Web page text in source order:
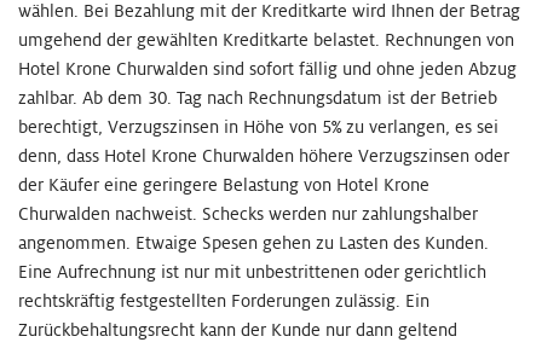
wählen. Bei Bezahlung mit der Kreditkarte wird Ihnen der Betrag
umgehend der gewählten Kreditkarte belastet. Rechnungen von
Hotel Krone Churwalden sind sofort fällig und ohne jeden Abzug
zahlbar. Ab dem 30. Tag nach Rechnungsdatum ist der Betrieb
berechtigt, Verzugszinsen in Höhe von 5% zu verlangen, es sei
denn, dass Hotel Krone Churwalden höhere Verzugszinsen oder
der Käufer eine geringere Belastung von Hotel Krone
Churwalden nachweist. Schecks werden nur zahlungshalber
angenommen. Etwaige Spesen gehen zu Lasten des Kunden.
Eine Aufrechnung ist nur mit unbestrittenen oder gerichtlich
rechtskräftig festgestellten Forderungen zulässig. Ein
Zurückbehaltungsrecht kann der Kunde nur dann geltend